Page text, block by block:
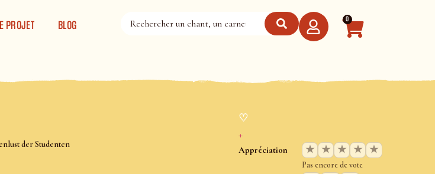
PROJET BLOG 0
der Studenten
♡
+
Appréciation ★ ★ ★ ★ ★
Pas encore de vote